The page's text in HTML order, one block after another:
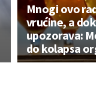
Mnogi ovo
vrućine, a
upozorava:
do kolapsa